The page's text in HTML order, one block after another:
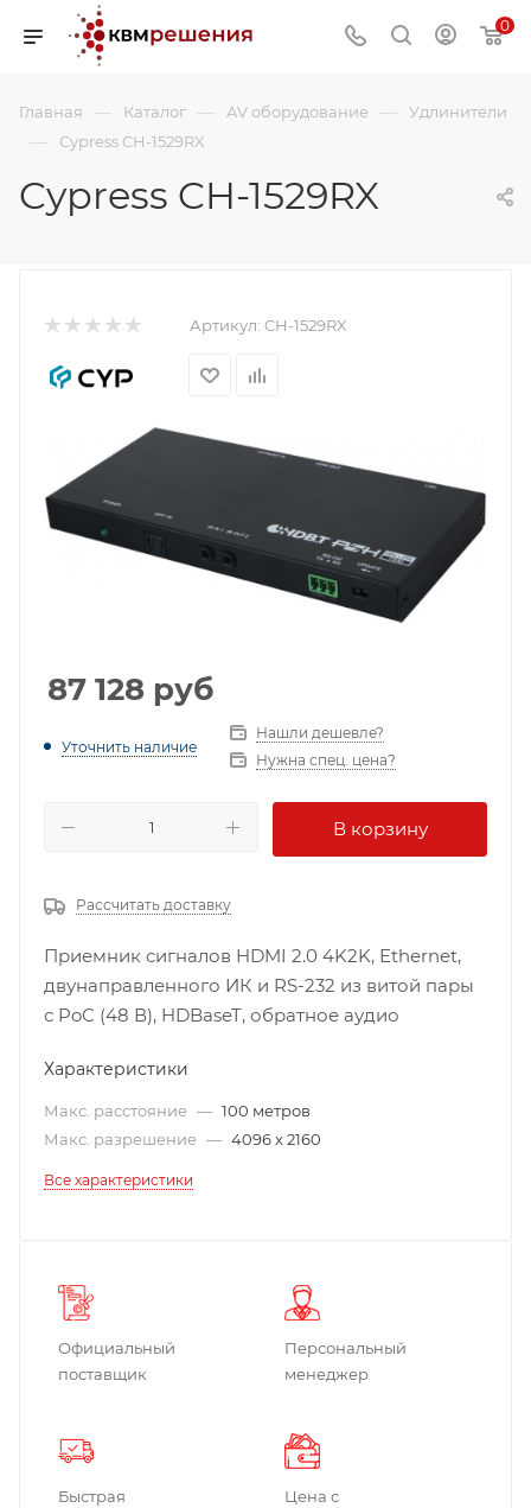
0
Главная — Каталог — AV оборудование — Удлинители
— Cypress CH-1529RX
Cypress CH-1529RX
Артикул: CH-1529RX
87 128 руб
Уточнить наличие
Нашли дешевле?
Нужна спец. цена?
В корзину
Рассчитать доставку
Приемник сигналов HDMI 2.0 4K2K, Ethernet,
двунаправленного ИК и RS-232 из витой пары
с PoС (48 В), HDBaseT, обратное аудио
Характеристики
Макс. расстояние — 100 метров
Макс. разрешение — 4096 x 2160
Все характеристики
Официальный
поставщик
Персональный
менеджер
Быстрая
Цена с